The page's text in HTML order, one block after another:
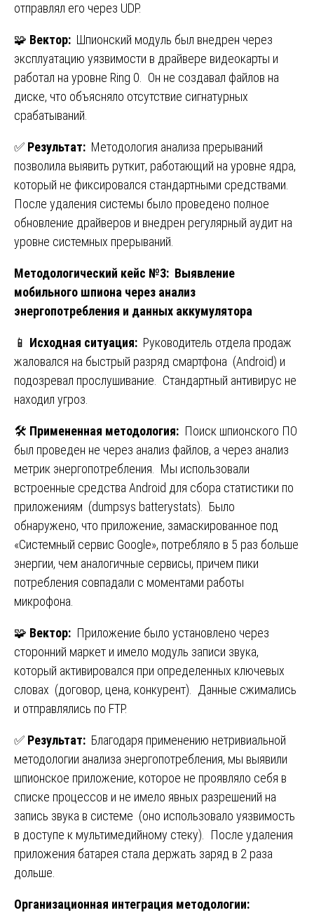
отправлял его через UDP.
🧩 Вектор: Шпионский модуль был внедрен через
эксплуатацию уязвимости в драйвере видеокарты и
работал на уровне Ring 0. Он не создавал файлов на
диске, что объясняло отсутствие сигнатурных
срабатываний.
✅ Результат: Методология анализа прерываний
позволила выявить руткит, работающий на уровне ядра,
который не фиксировался стандартными средствами.
После удаления системы было проведено полное
обновление драйверов и внедрен регулярный аудит на
уровне системных прерываний.
Методологический кейс №3: Выявление
мобильного шпиона через анализ
энергопотребления и данных аккумулятора
📱 Исходная ситуация: Руководитель отдела продаж
жаловался на быстрый разряд смартфона (Android) и
подозревал прослушивание. Стандартный антивирус не
находил угроз.
🛠️ Примененная методология: Поиск шпионского ПО
был проведен не через анализ файлов, а через анализ
метрик энергопотребления. Мы использовали
встроенные средства Android для сбора статистики по
приложениям (dumpsys batterystats). Было
обнаружено, что приложение, замаскированное под
«Системный сервис Google», потребляло в 5 раз больше
энергии, чем аналогичные сервисы, причем пики
потребления совпадали с моментами работы
микрофона.
🧩 Вектор: Приложение было установлено через
сторонний маркет и имело модуль записи звука,
который активировался при определенных ключевых
словах (договор, цена, конкурент). Данные сжимались
и отправлялись по FTP.
✅ Результат: Благодаря применению нетривиальной
методологии анализа энергопотребления, мы выявили
шпионское приложение, которое не проявляло себя в
списке процессов и не имело явных разрешений на
запись звука в системе (оно использовало уязвимость
в доступе к мультимедийному стеку). После удаления
приложения батарея стала держать заряд в 2 раза
дольше.
Организационная интеграция методологии: